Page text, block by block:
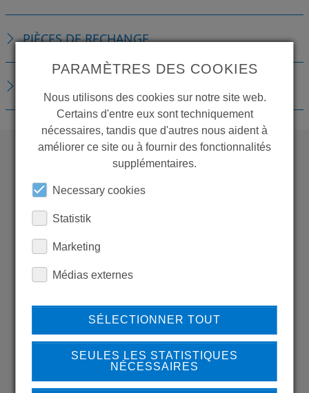
PIÈCES DE RECHANGE
MORE PRODUCTS?
LEARN MORE ABOUT
OUR REFERENCES
PARAMÈTRES DES COOKIES
Nous utilisons des cookies sur notre site web.
Certains d'entre eux sont techniquement
nécessaires, tandis que d'autres nous aident à
améliorer ce site ou à fournir des fonctionnalités
supplémentaires.
Necessary cookies
Statistik
Marketing
Médias externes
SÉLECTIONNER TOUT
SEULES LES STATISTIQUES
NÉCESSAIRES